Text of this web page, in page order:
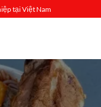
tại Việt Nam